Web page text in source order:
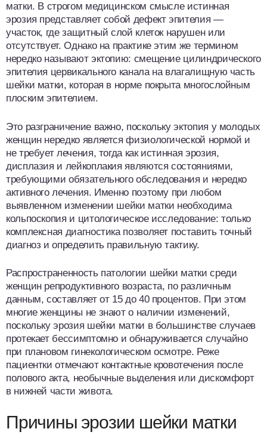
матки. В строгом медицинском смысле истинная
эрозия представляет собой дефект эпителия —
участок, где защитный слой клеток нарушен или
отсутствует. Однако на практике этим же термином
нередко называют эктопию: смещение цилиндрического
эпителия цервикального канала на влагалищную часть
шейки матки, которая в норме покрыта многослойным
плоским эпителием.
Это разграничение важно, поскольку эктопия у молодых
женщин нередко является физиологической нормой и
не требует лечения, тогда как истинная эрозия,
дисплазия и лейкоплакия являются состояниями,
требующими обязательного обследования и нередко
активного лечения. Именно поэтому при любом
выявленном изменении шейки матки необходима
кольпоскопия и цитологическое исследование: только
комплексная диагностика позволяет поставить точный
диагноз и определить правильную тактику.
Распространенность патологии шейки матки среди
женщин репродуктивного возраста, по различным
данным, составляет от 15 до 40 процентов. При этом
многие женщины не знают о наличии изменений,
поскольку эрозия шейки матки в большинстве случаев
протекает бессимптомно и обнаруживается случайно
при плановом гинекологическом осмотре. Реже
пациентки отмечают контактные кровотечения после
полового акта, необычные выделения или дискомфорт
в нижней части живота.
Причины эрозии шейки матки